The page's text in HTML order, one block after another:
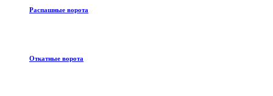
Распашные ворота
Откатные ворота